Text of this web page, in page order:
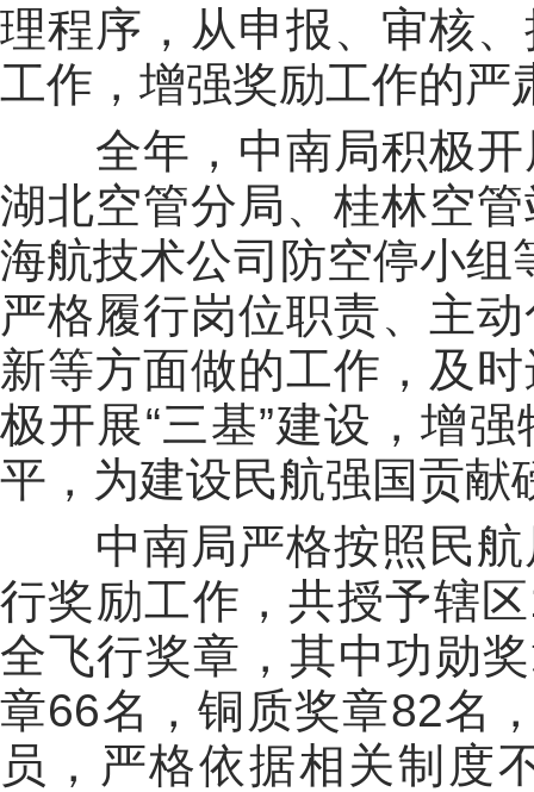
理程序，从申报、审核
工作，增强奖励工作的严
全年，中南局积极开
湖北空管分局、桂林空
海航技术公司防空停小
严格履行岗位职责、主
新等方面做的工作，及
极开展“三基”建设，增
平，为建设民航强国贡献
中南局严格按照民航
行奖励工作，共授予辖
全飞行奖章，其中功勋
章66名，铜质奖章82名
员，严格依据相关制度